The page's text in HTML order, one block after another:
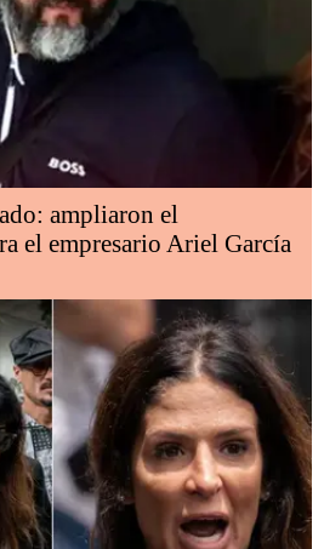
ampliaron el
el empresario Ariel García